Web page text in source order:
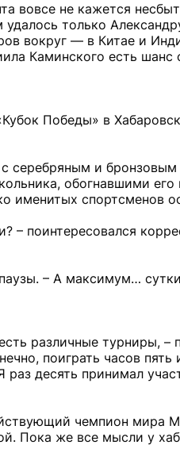
вовсе не кажется
только
вокруг — в Китае и
Каминского есть шанс
Победы» в
серебряным и
обогнавшими его
именитых спортсменов
поинтересовался
– А максимум…
различные турниры,
поиграть часов
раз десять принимал
чемпион мира
Пока же все мысли у